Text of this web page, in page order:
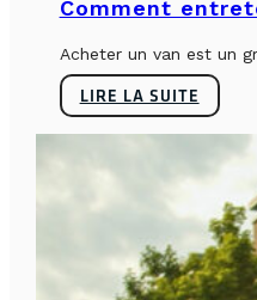
Comment
Acheter un van est un
LIRE LA SUITE